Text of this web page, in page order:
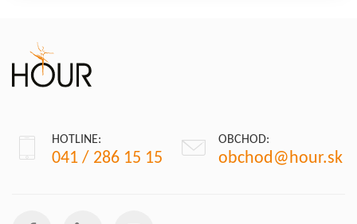
HOTLINE:
041 / 286 15 15
OBCHOD:
obchod@hour.sk